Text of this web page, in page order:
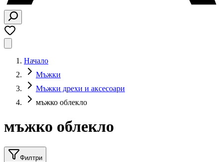
Начало
Мъжки​
Мъжки дрехи и аксесоари
мъжко облекло
мъжко облекло
Филтри